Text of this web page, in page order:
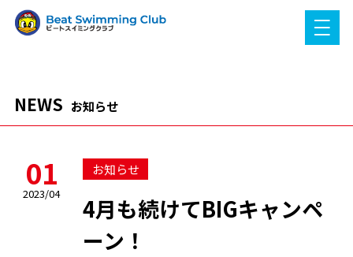
NEWS お知らせ
01
2023/04
お知らせ
4月も続けてBIGキャンペ
ーン！